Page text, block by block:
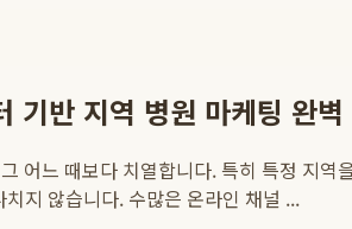
기반 지역 병원 마케팅 완
어느 때보다 치열합니다. 특히 특정 지
지 않습니다. 수많은 온라인 채널 ...